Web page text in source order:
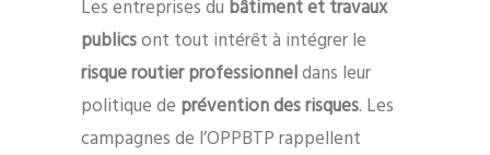
Les entreprises du bâtiment et travaux
publicsont tout intérêt à intégrer le
risque routier professionneldans leur
politique de prévention des risques. Les
campagnes de l’OPPBTP rappellent